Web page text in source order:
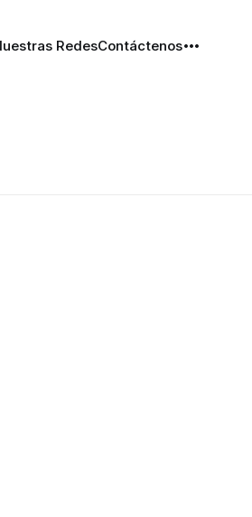
RedesContáctenos